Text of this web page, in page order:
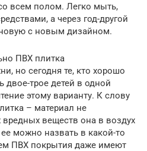
всем полом. Легко мыть,
а через год-другой
с новым дизайном.
ПВХ плитка
но сегодня те, кто хорошо
двое-трое детей в одной
этому варианту. К слову
– материал не
вредных веществ она в воздух
можно назвать в какой-то
ПВХ покрытия даже имеют